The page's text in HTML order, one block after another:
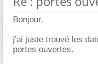
Bonjour,
j'ai juste trouvé les
portes ouvertes.